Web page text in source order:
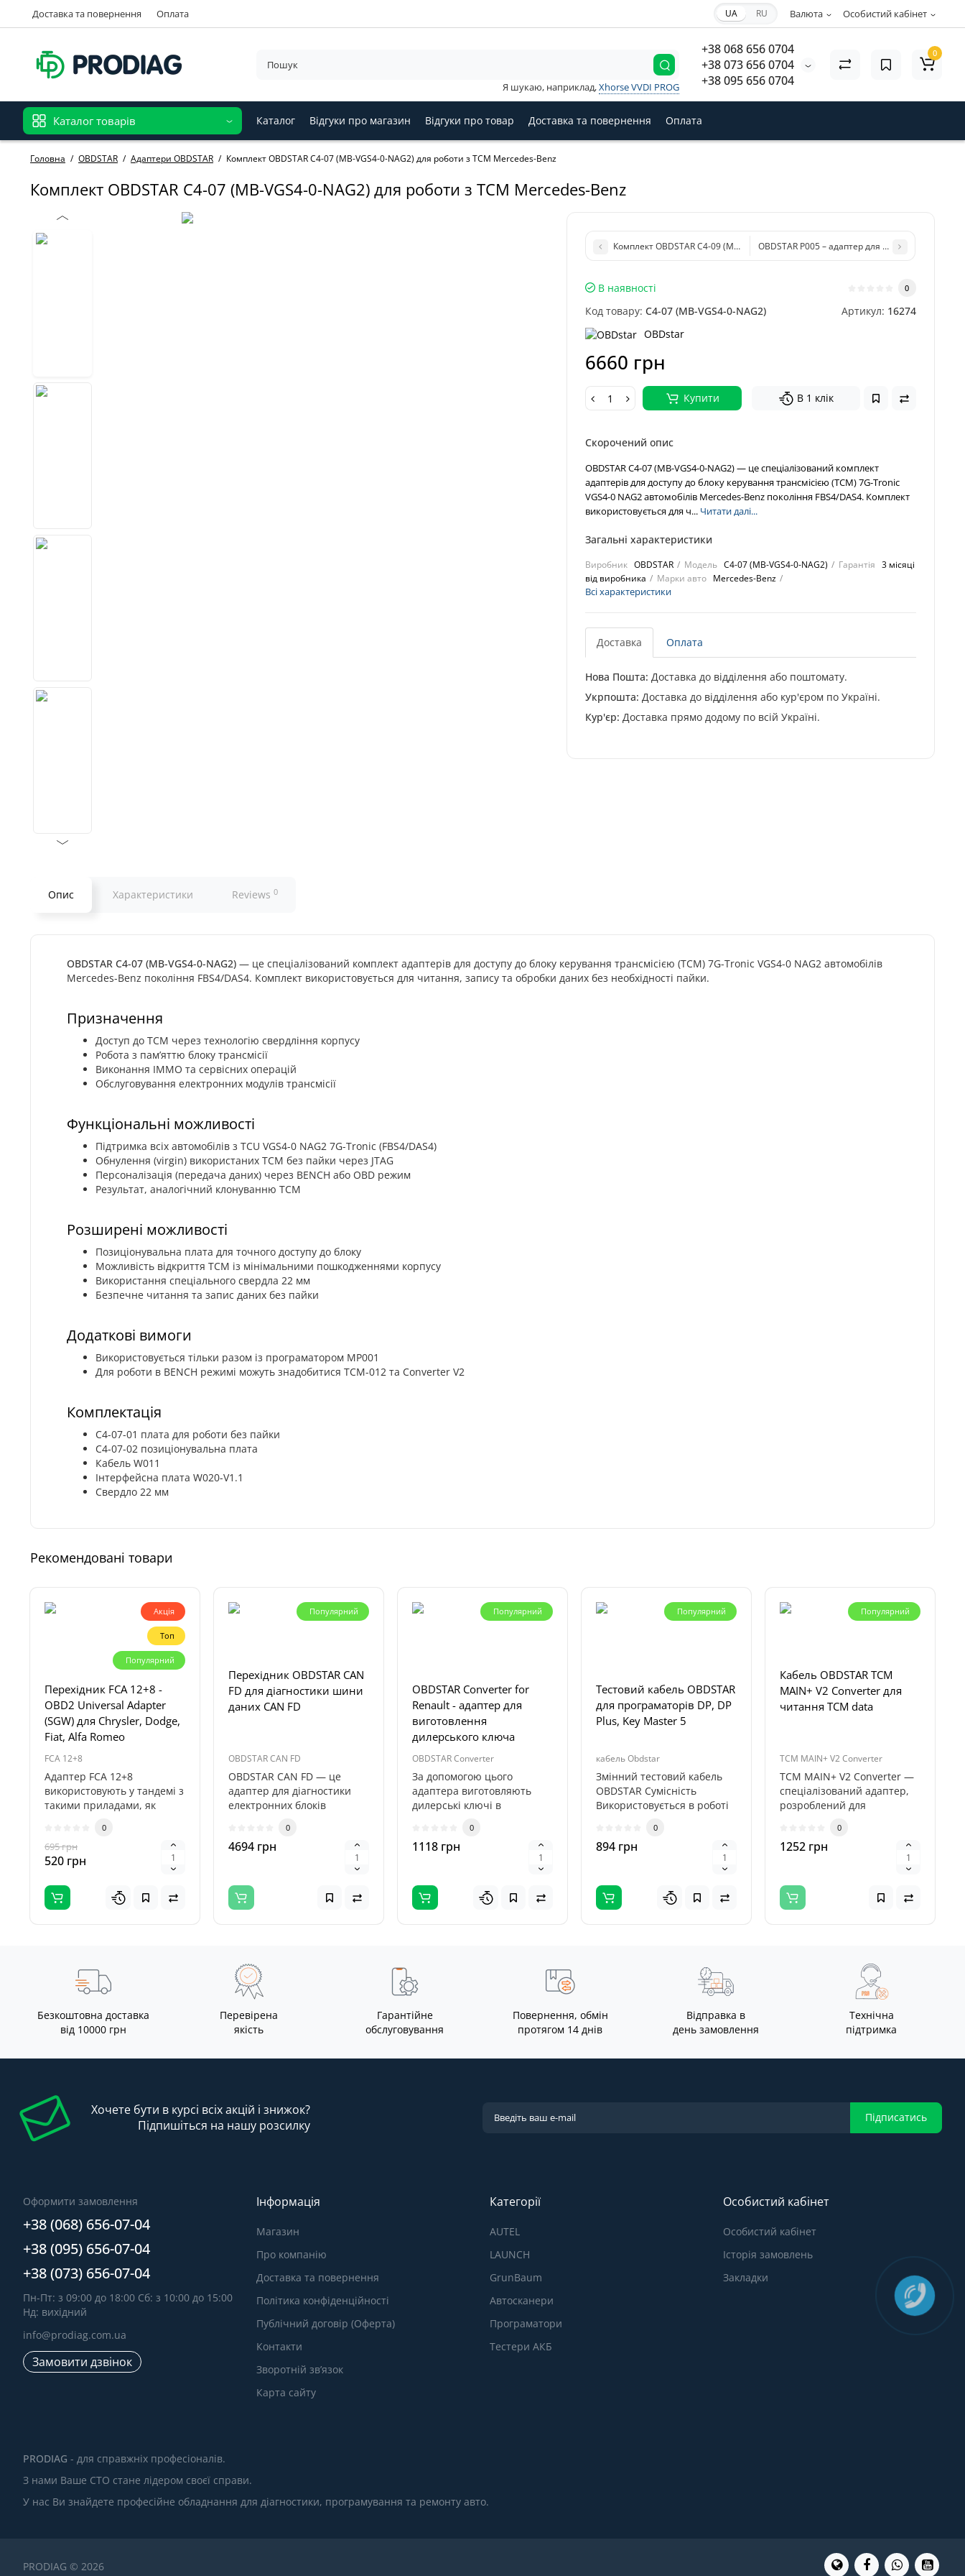
Доставка та повернення Оплата Особистий кабінет
Валюта
UA RU
+38 068 656 0704
+38 073 656 0704
+38 095 656 0704
Я шукаю, наприклад,Xhorse VVDI PROG
0
Каталог товарів Каталог Відгуки про магазин Відгуки про товар Доставка та повернення Оплата
Головна OBDSTAR Адаптери OBDSTAR Комплект OBDSTAR C4-07 (MB-VGS4-0-NAG2) для роботи з TCM Mercedes-Benz
Комплект OBDSTAR C4-07 (MB-VGS4-0-NAG2) для роботи з TCM Mercedes-Benz
Комплект OBDSTAR C4-09 (MB91F526) для читання та запису FLASH/DFLASH та
OBDSTAR P005 – адаптер для IMMO BMW BDC02
В наявності 0
Код товару: C4-07 (MB-VGS4-0-NAG2) Артикул: 16274
OBDstar
6660 грн
Купити В 1 клік
Скорочений опис
OBDSTAR C4-07 (MB-VGS4-0-NAG2) — це спеціалізований комплект
адаптерів для доступу до блоку керування трансмісією (TCM) 7G-Tronic
VGS4-0 NAG2 автомобілів Mercedes-Benz покоління FBS4/DAS4. Комплект
використовується для ч... Читати далі...
Загальні характеристики
Виробник OBDSTAR Модель C4-07 (MB-VGS4-0-NAG2) Гарантія 3 місяці
від виробника
Марки авто Mercedes-Benz
Всі характеристики
Доставка Оплата
Нова Пошта: Доставка до відділення або поштомату.
Укрпошта: Доставка до відділення або кур'єром по Україні.
Кур'єр: Доставка прямо додому по всій Україні.
Опис Характеристики Reviews 0
OBDSTAR C4-07 (MB-VGS4-0-NAG2) — це спеціалізований комплект адаптерів для доступу до блоку керування трансмісією (TCM) 7G-Tronic VGS4-0 NAG2 автомобілів
Mercedes-Benz покоління FBS4/DAS4. Комплект використовується для читання, запису та обробки даних без необхідності пайки.
Призначення
Доступ до TCM через технологію свердління корпусу
Робота з пам’яттю блоку трансмісії
Виконання IMMO та сервісних операцій
Обслуговування електронних модулів трансмісії
Функціональні можливості
Підтримка всіх автомобілів з TCU VGS4-0 NAG2 7G-Tronic (FBS4/DAS4)
Обнулення (virgin) використаних TCM без пайки через JTAG
Персоналізація (передача даних) через BENCH або OBD режим
Результат, аналогічний клонуванню TCM
Розширені можливості
Позиціонувальна плата для точного доступу до блоку
Можливість відкриття TCM із мінімальними пошкодженнями корпусу
Використання спеціального свердла 22 мм
Безпечне читання та запис даних без пайки
Додаткові вимоги
Використовується тільки разом із програматором MP001
Для роботи в BENCH режимі можуть знадобитися TCM-012 та Converter V2
Комплектація
C4-07-01 плата для роботи без пайки
C4-07-02 позиціонувальна плата
Кабель W011
Інтерфейсна плата W020-V1.1
Свердло 22 мм
Рекомендовані товари
Акція
Топ
Популярний
Перехідник FCA 12+8 -
OBD2 Universal Adapter
(SGW) для Chrysler, Dodge,
Fiat, Alfa Romeo
FCA 12+8
Адаптер FCA 12+8
використовують у тандемі з
такими приладами, як
PLUS та подіб..
0
695 грн
520 грн
Популярний
Перехідник OBDSTAR CAN
FD для діагностики шини
даних CAN FD
OBDSTAR CAN FD
OBDSTAR CAN FD — це
адаптер для діагностики
електронних блоків
використову..
0
4694 грн
Популярний
OBDSTAR Converter for
Renault - адаптер для
виготовлення
дилерського ключа
OBDSTAR Converter
За допомогою цього
адаптера виготовляють
дилерські ключі в
0
1118 грн
Популярний
Тестовий кабель OBDSTAR
для програматорів DP, DP
Plus, Key Master 5
кабель Obdstar
Змінний тестовий кабель
OBDSTAR Сумісність
Використовується в роботі
0
894 грн
Популярний
Кабель OBDSTAR TCM
MAIN+ V2 Converter для
читання TCM data
TCM MAIN+ V2 Converter
TCM MAIN+ V2 Converter —
спеціалізований адаптер,
розроблений для
0
1252 грн
Безкоштовна доставка
від 10000 грн
Перевірена
якість
Гарантійне
обслуговування
Повернення, обмін
протягом 14 днів
Відправка в
день замовлення
Технічна
підтримка
Хочете бути в курсі всіх акцій і знижок?
Підпишіться на нашу розсилку
Підписатись
Оформити замовлення
+38 (068) 656-07-04
+38 (095) 656-07-04
+38 (073) 656-07-04
Пн-Пт: з 09:00 до 18:00 Сб: з 10:00 до 15:00
Нд: вихідний
info@prodiag.com.ua
Замовити дзвінок
Інформація
Магазин
Про компанію
Доставка та повернення
Політика конфіденційності
Публічний договір (Оферта)
Контакти
Зворотній зв’язок
Карта сайту
Категорії
AUTEL
LAUNCH
GrunBaum
Автосканери
Програматори
Тестери АКБ
Особистий кабінет
Особистий кабінет
Історія замовлень
Закладки
PRODIAG - для справжніх професіоналів.
З нами Ваше СТО стане лідером своєї справи.
У нас Ви знайдете професійне обладнання для діагностики, програмування та ремонту авто.
PRODIAG © 2026